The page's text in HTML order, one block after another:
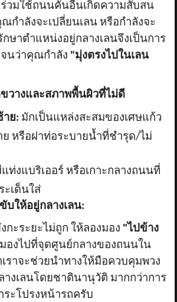
ร่วมใช้ถนนคันอื่นเกิดความสับสน
กำลังจะเปลี่ยนเลน หรือกำลังจะ
กษาตำแหน่งอยู่กลางเลนจึงเป็นการ
นว่าคุณกำลัง "มุ่งตรงไปในเลน
ขวางและสภาพพื้นผิวที่ไม่ดี
าย: มักเป็นแหล่งสะสมของเศษแก้ว
ย หรือฝาท่อระบายน้ำที่ชำรุด/ไม่
ท่งแบริเออร์ หรือเกาะกลางถนนที่
ะเด็นใส่
บให้อยู่กลางเลน:
กะระยะไม่ถูก ให้ลองมอง "ไปข้าง
องไปที่จุดศูนย์กลางของถนนใน
เราจะช่วยนำทางให้มือควบคุมพวง
างเลนโดยชาตินานุวัติ มากกว่าการ
ระโปรงหน้ารถครับ